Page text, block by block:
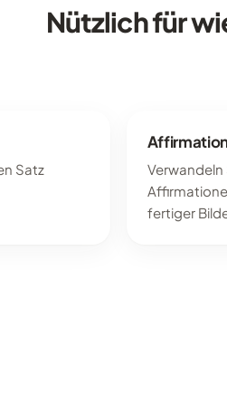
Nützlich für
Satz
Verwandeln
fertiger